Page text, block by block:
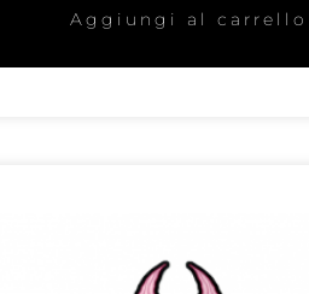
Aggiungi al carrello